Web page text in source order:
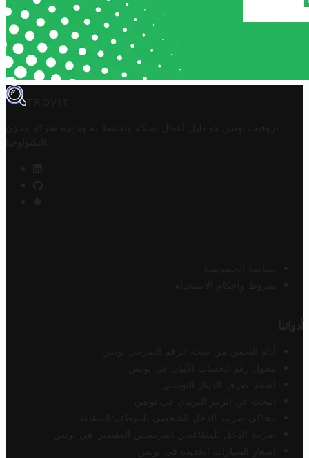
TROVIT
تروفيت تونس هو دليل أعمال تملكه وتحتفظ به وتديره
شركة مخزن
التكنولوجيا
سياسة الخصوصية
شروط وأحكام الاستخدام
أدواتنا
أداة التحقق من صحة الرقم الضريبي تونس
محول رقم الحساب الآيبان في تونس
أسعار صرف الدينار التونسي
البحث عن الرمز البريدي في تونس
محاكي ضريبة الدخل الشخصي للموظف/المتقاعد
ضريبة الدخل للمتقاعدين الفرنسيين المقيمين في تونس
أسعار السيارات الجديدة في تونس